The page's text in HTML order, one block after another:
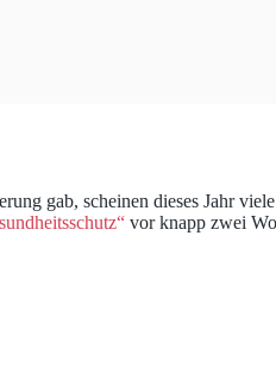
gab, scheinen dieses Jahr
vor knapp zwei